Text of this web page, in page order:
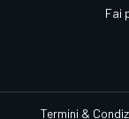
Fai
Termini &